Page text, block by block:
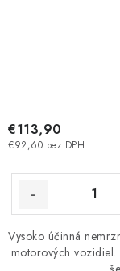
€92,60 bez DPH
€113,90
Vysoko účinná
motorových